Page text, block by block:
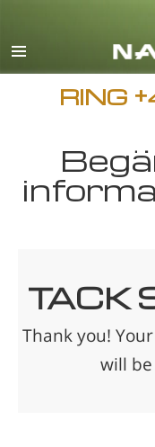
RING
TACK
Thank you!
will